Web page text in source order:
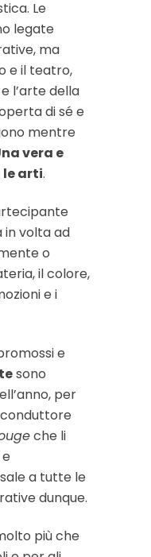
Le
legate
ma
e il teatro,
l’arte della
di sé e
mentre
vera e
le arti.
in volta ad
o
il colore,
e i
e
sono
per
che li
a tutte le
dunque.
più che